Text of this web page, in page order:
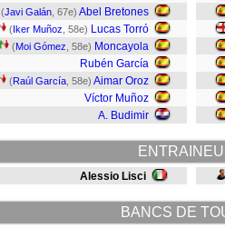
(Javi Galán , 67e) Abel Bretones
(Iker Muñoz , 58e) Lucas Torró
(Moi Gómez , 58e) Moncayola
Rubén García
(Raúl García , 58e) Aimar Oroz
Víctor Muñoz
A. Budimir
Alessio Lisci
BANCS DE